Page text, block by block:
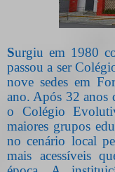
Surgiu em 1980
passou a ser
nove sedes em
ano. Após 32 anos
o Colégio
maiores grupos
no cenário local
mais acessíveis